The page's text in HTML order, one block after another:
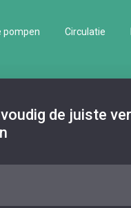
pompen Circulatie
de juiste